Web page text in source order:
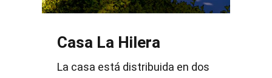
Casa La Hilera
La casa está distribuida en dos